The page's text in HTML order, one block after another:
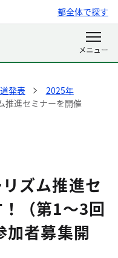
都全体で探す
発表
2025年
推進セミナーを開催
ズム推進セ
（第1～3回
加者募集開